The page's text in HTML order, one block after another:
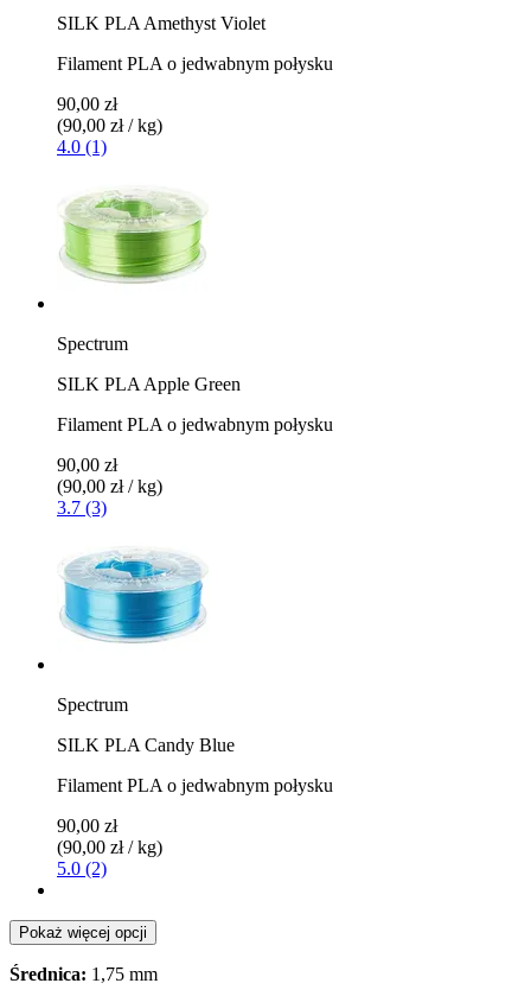
SILK PLA Amethyst Violet
Filament PLA o jedwabnym połysku
90,00 zł
(90,00 zł / kg)
4.0 (1)
Spectrum
SILK PLA Apple Green
Filament PLA o jedwabnym połysku
90,00 zł
(90,00 zł / kg)
3.7 (3)
Spectrum
SILK PLA Candy Blue
Filament PLA o jedwabnym połysku
90,00 zł
(90,00 zł / kg)
5.0 (2)
Pokaż więcej opcji
Średnica: 1,75 mm